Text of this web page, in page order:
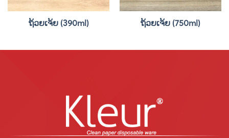
ຖ້ວຍເຈ້ຍ (390ml) ຖ້ວຍເຈ້ຍ (750ml)